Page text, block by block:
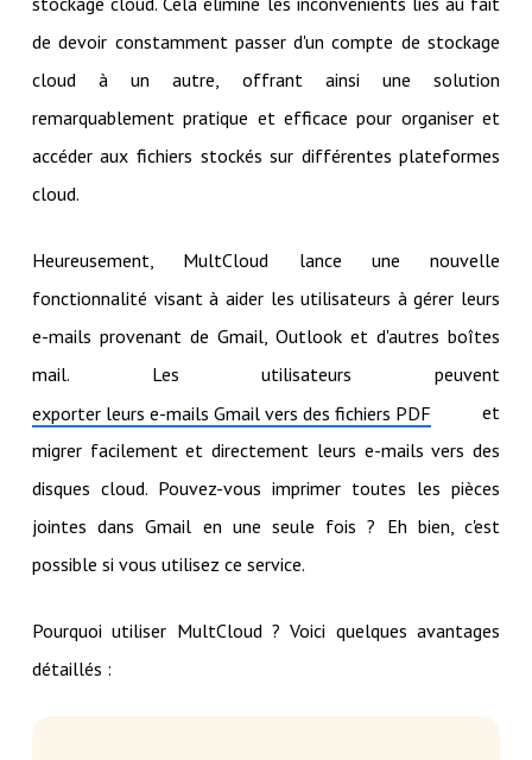
de devoir constamment passer d'un compte de stockage
cloud à un autre, offrant ainsi une solution
remarquablement pratique et efficace pour organiser et
accéder aux fichiers stockés sur différentes plateformes
cloud.
Heureusement, MultCloud lance une nouvelle
fonctionnalité visant à aider les utilisateurs à gérer leurs
e-mails provenant de Gmail, Outlook et d'autres boîtes
mail. Les utilisateurs peuvent
exporter leurs e-mails Gmail vers des fichiers PDF et
migrer facilement et directement leurs e-mails vers des
disques cloud. Pouvez-vous imprimer toutes les pièces
jointes dans Gmail en une seule fois ? Eh bien, c'est
possible si vous utilisez ce service.
Pourquoi utiliser MultCloud ? Voici quelques avantages
détaillés :